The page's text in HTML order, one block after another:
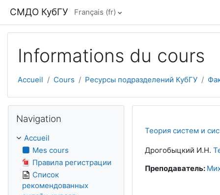
СМДО КубГУ Français ‎(fr)‎
Informations du cours
Accueil Cours Ресурсы подразделений КубГУ
Теория систем и
Дрогобыцкий И.Н.
Преподаватель:
Navigation
Accueil
Mes cours
Правила регистрации
Список
рекомендованных